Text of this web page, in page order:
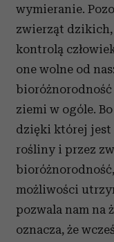
wymieranie.
zwierząt
kontrolą
one wolne od
ziemi w ogóle.
dzięki której jest
rośliny i przez
możliwości
pozwala nam na
oznacza, że